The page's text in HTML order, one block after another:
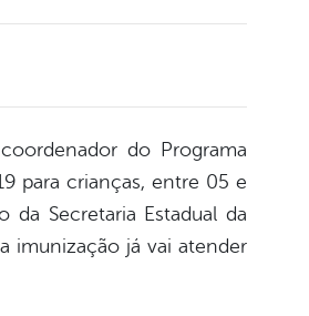
do Programa
para crianças, entre 05 e
Secretaria Estadual da
imunização já vai atender